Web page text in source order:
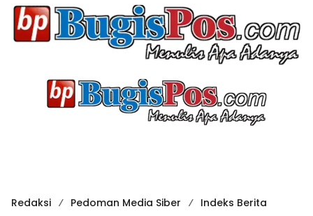
Redaksi Pedoman Media Siber Indeks Berita